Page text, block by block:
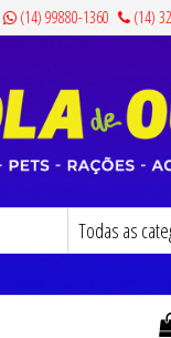
(14) 99880-1360 (14)
Aquarismo, Pets,